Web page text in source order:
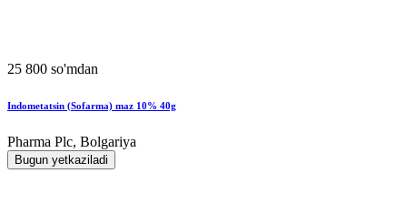
25 800 so'mdan
Indometatsin (Sofarma) maz 10% 40g
Pharma Plc, Bolgariya
Bugun yetkaziladi